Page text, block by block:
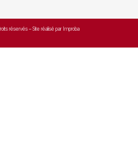
réservés – Site réalisé par Improba